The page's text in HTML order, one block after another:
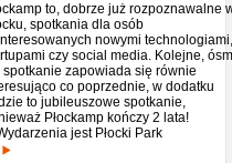
to, dobrze już rozpoznawalne
spotkania dla osób
nowymi technologiami,
czy social media. Kolejne,
spotkanie zapowiada się równie
co poprzednie, w dodatku
to jubileuszowe spotkanie,
Płockamp kończy 2 lata!
jest Płocki Park